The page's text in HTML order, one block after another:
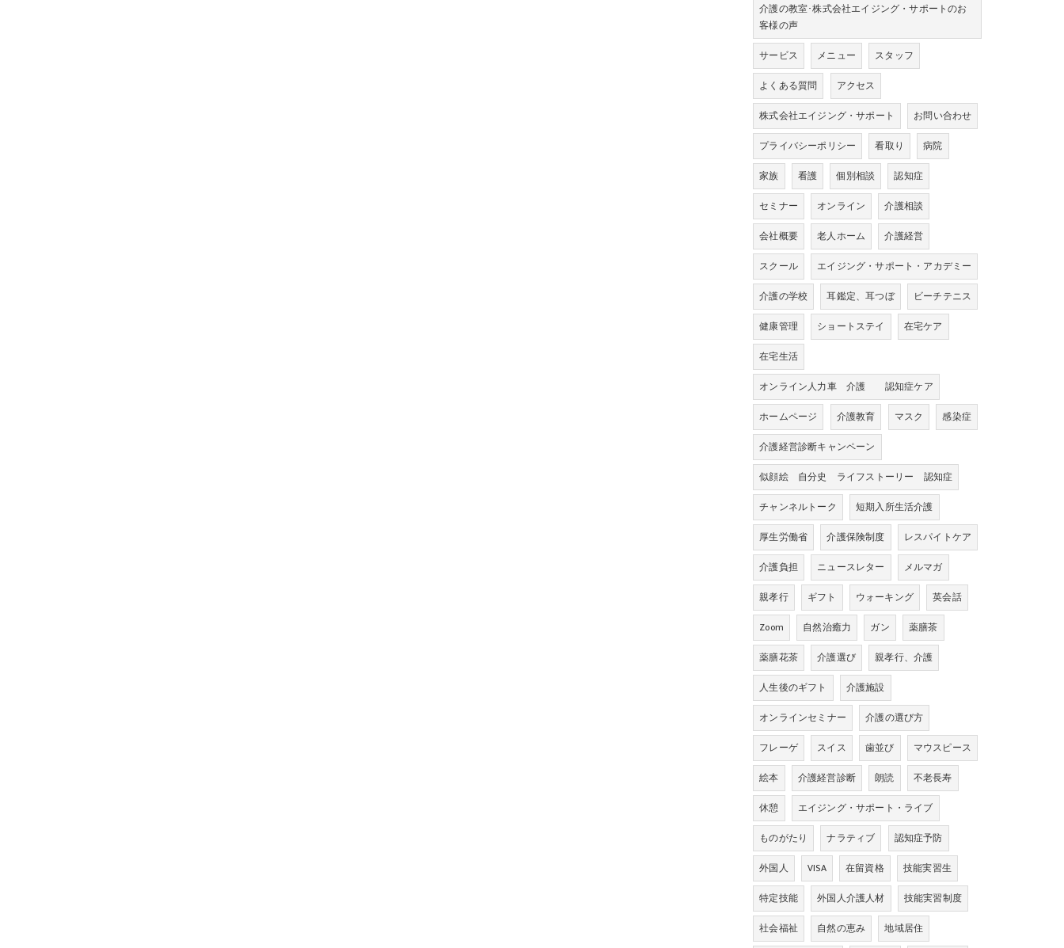
介護の教室･株式会社エイジング・サポートのお
客様の声
サービス
メニュー
スタッフ
よくある質問
アクセス
株式会社エイジング・サポート
お問い合わせ
プライバシーポリシー
看取り
病院
家族
看護 個別相談
認知症
セミナー
オンライン
介護相談
会社概要
老人ホーム
介護経営
スクール
エイジング・サポート・アカデミー
介護の学校
耳鑑定、耳つぼ
ビーチテニス
健康管理
ショートステイ
在宅ケア
在宅生活
オンライン人力車 介護 認知症ケア
ホームページ
介護教育 マスク
感染症
介護経営診断キャンペーン
似顔絵 自分史 ライフストーリー 認知症
チャンネルトーク
短期入所生活介護
厚生労働省
介護保険制度
レスパイトケア
介護負担
ニュースレター
メルマガ
親孝行
ギフト ウォーキング
英会話
Zoom
自然治癒力 ガン
薬膳茶
薬膳花茶
介護選び
親孝行、介護
人生後のギフト
介護施設
オンラインセミナー
介護の選び方
フレーゲ
スイス 歯並び
マウスピース
絵本
介護経営診断 朗読
不老長寿
休憩
エイジング・サポート・ライブ
ものがたり
ナラティブ
認知症予防
外国人
VISA 在留資格
技能実習生
特定技能
外国人介護人材
技能実習制度
社会福祉
自然の恵み 地域居住